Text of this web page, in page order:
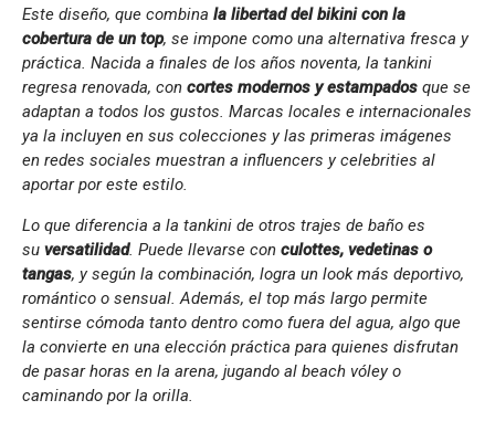
Este diseño, que combina la libertad del bikini con la
cobertura de un top, se impone como una alternativa fresca y
práctica. Nacida a finales de los años noventa, la tankini
regresa renovada, con cortes modernos y estampados que se
adaptan a todos los gustos. Marcas locales e internacionales
ya la incluyen en sus colecciones y las primeras imágenes
en redes sociales muestran a influencers ycelebrities al
aportar por este estilo.
Lo que diferencia a la tankini de otros trajes de baño es
su versatilidad. Puede llevarse con culottes, vedetinas o
tangas, y según la combinación, logra un look más deportivo,
romántico o sensual. Además, el top más largo permite
sentirse cómoda tanto dentro como fuera del agua, algo que
la convierte en una elección práctica para quienes disfrutan
de pasar horas en la arena, jugando al beach vóley o
caminando por la orilla.